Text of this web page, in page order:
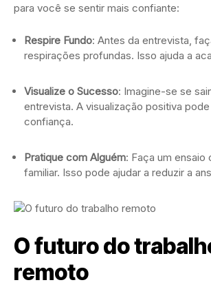
para você se sentir mais confiante:
Respire Fundo: Antes da entrevista,
respirações profundas. Isso ajuda a
Visualize o Sucesso: Imagine-se se
entrevista. A visualização positiva
confiança.
Pratique com Alguém: Faça um ensaio
familiar. Isso pode ajudar a reduzir a
O futuro do
remoto